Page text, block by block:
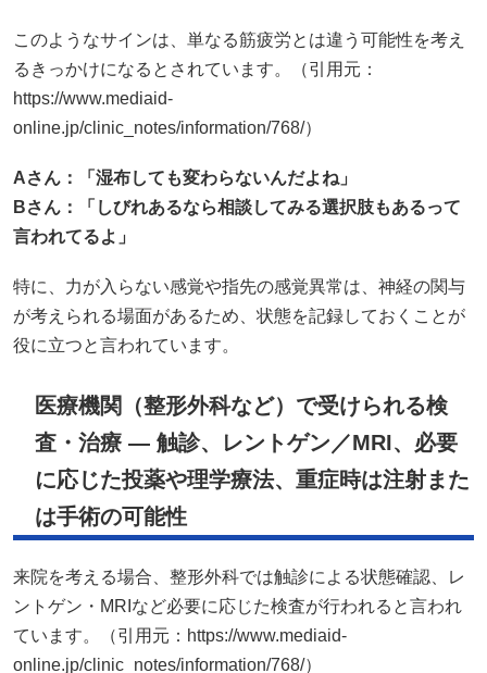
このようなサインは、単なる筋疲労とは違う可能性を考え
るきっかけになるとされています。（引用元：
https://www.mediaid-
online.jp/clinic_notes/information/768/）
Aさん：「湿布しても変わらないんだよね」
Bさん：「しびれあるなら相談してみる選択肢もあるって
言われてるよ」
特に、力が入らない感覚や指先の感覚異常は、神経の関与
が考えられる場面があるため、状態を記録しておくことが
役に立つと言われています。
医療機関（整形外科など）で受けられる検
査・治療 — 触診、レントゲン／MRI、必要
に応じた投薬や理学療法、重症時は注射また
は手術の可能性
来院を考える場合、整形外科では触診による状態確認、レ
ントゲン・MRIなど必要に応じた検査が行われると言われ
ています。（引用元：https://www.mediaid-
online.jp/clinic_notes/information/768/）